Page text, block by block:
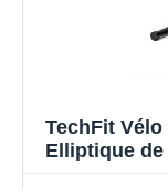
TechFit
Elliptique de